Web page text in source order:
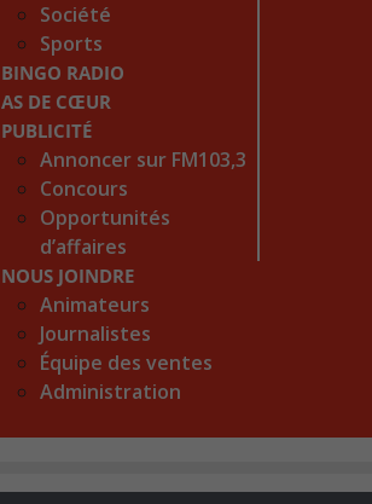
Société
Sports
BINGO RADIO
AS DE CŒUR
PUBLICITÉ
Annoncer sur FM103,3
Concours
Opportunités
d’affaires
NOUS JOINDRE
Animateurs
Journalistes
Équipe des ventes
Administration